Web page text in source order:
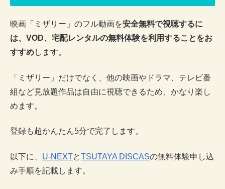
映画「ミザリー」のフル動画を安全無料で視聴するに
は、VOD、宅配レンタルの無料体験を利用することをお
すすめします。
「ミザリー」だけでなく、他の映画やドラマ、テレビ番
組など見放題作品は自由に視聴できるため、かなり楽し
めます。
登録も超かんたん5分で完了します。
以下に、 U-NEXTとTSUTAYA DISCASの無料体験申し込
み手順を記載します。